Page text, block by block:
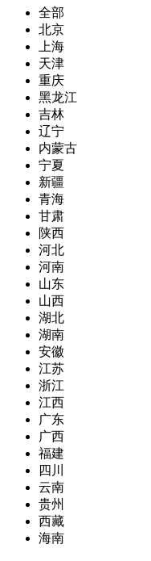
全部
北京
上海
天津
重庆
黑龙江
吉林
辽宁
内蒙古
宁夏
新疆
青海
甘肃
陕西
河北
河南
山东
山西
湖北
湖南
安徽
江苏
浙江
江西
广东
广西
福建
四川
云南
贵州
西藏
海南